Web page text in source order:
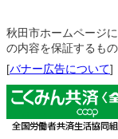
秋田市ホームページ
の内容を保証するも
[バナー広告について]